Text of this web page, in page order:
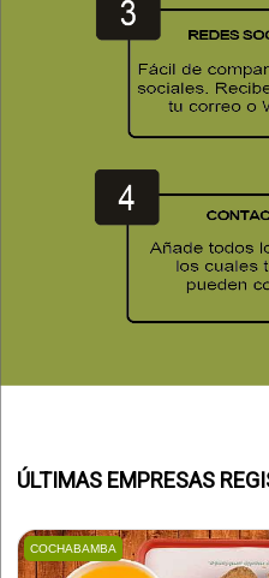
ÚLTIMAS EMPRESAS
COCHABAMBA